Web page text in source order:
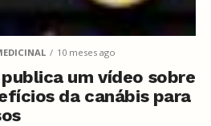
10 meses ago
um vídeo sobre
da canábis para